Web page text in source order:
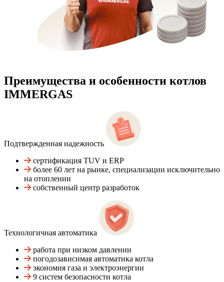
Преимущества и особенности котлов
IMMERGAS
Подтвержденная надежность
сертификация TUV и ERP
более 60 лет на рынке, специализации исключительно
на отоплении
собственный центр разработок
Технологичная автоматика
работа при низком давлении
погодозависимая автоматика котла
экономия газа и электроэнергии
9 систем безопасности котла